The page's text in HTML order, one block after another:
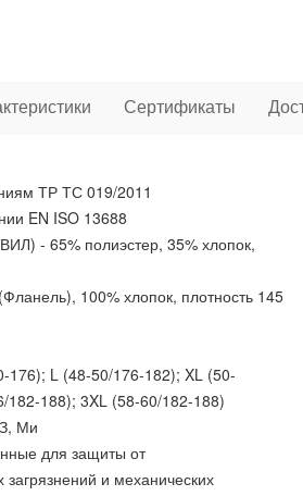
Сертификаты
ТР ТС 019/2011
EN ISO 13688
- 65% полиэстер, 35% хлопок,
100% хлопок, плотность 145
176); L (48-50/176-182); XL (50-
182-188); 3XL (58-60/182-188)
З, Ми
для защиты от
и механических